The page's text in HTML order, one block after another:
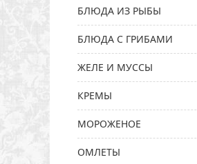
БЛЮДА ИЗ РЫБЫ
БЛЮДА С ГРИБАМИ
ЖЕЛЕ И МУССЫ
КРЕМЫ
МОРОЖЕНОЕ
ОМЛЕТЫ